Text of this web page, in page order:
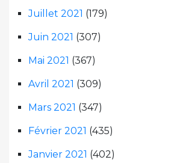
Juillet 2021 (179)
Juin 2021 (307)
Mai 2021 (367)
Avril 2021 (309)
Mars 2021 (347)
Février 2021 (435)
Janvier 2021 (402)